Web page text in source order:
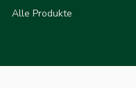
Alle Produkte